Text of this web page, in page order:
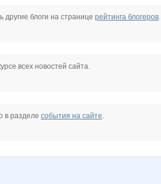
другие блоги на странице рейтинга блогеров.
всех новостей сайта.
в разделе события на сайте.